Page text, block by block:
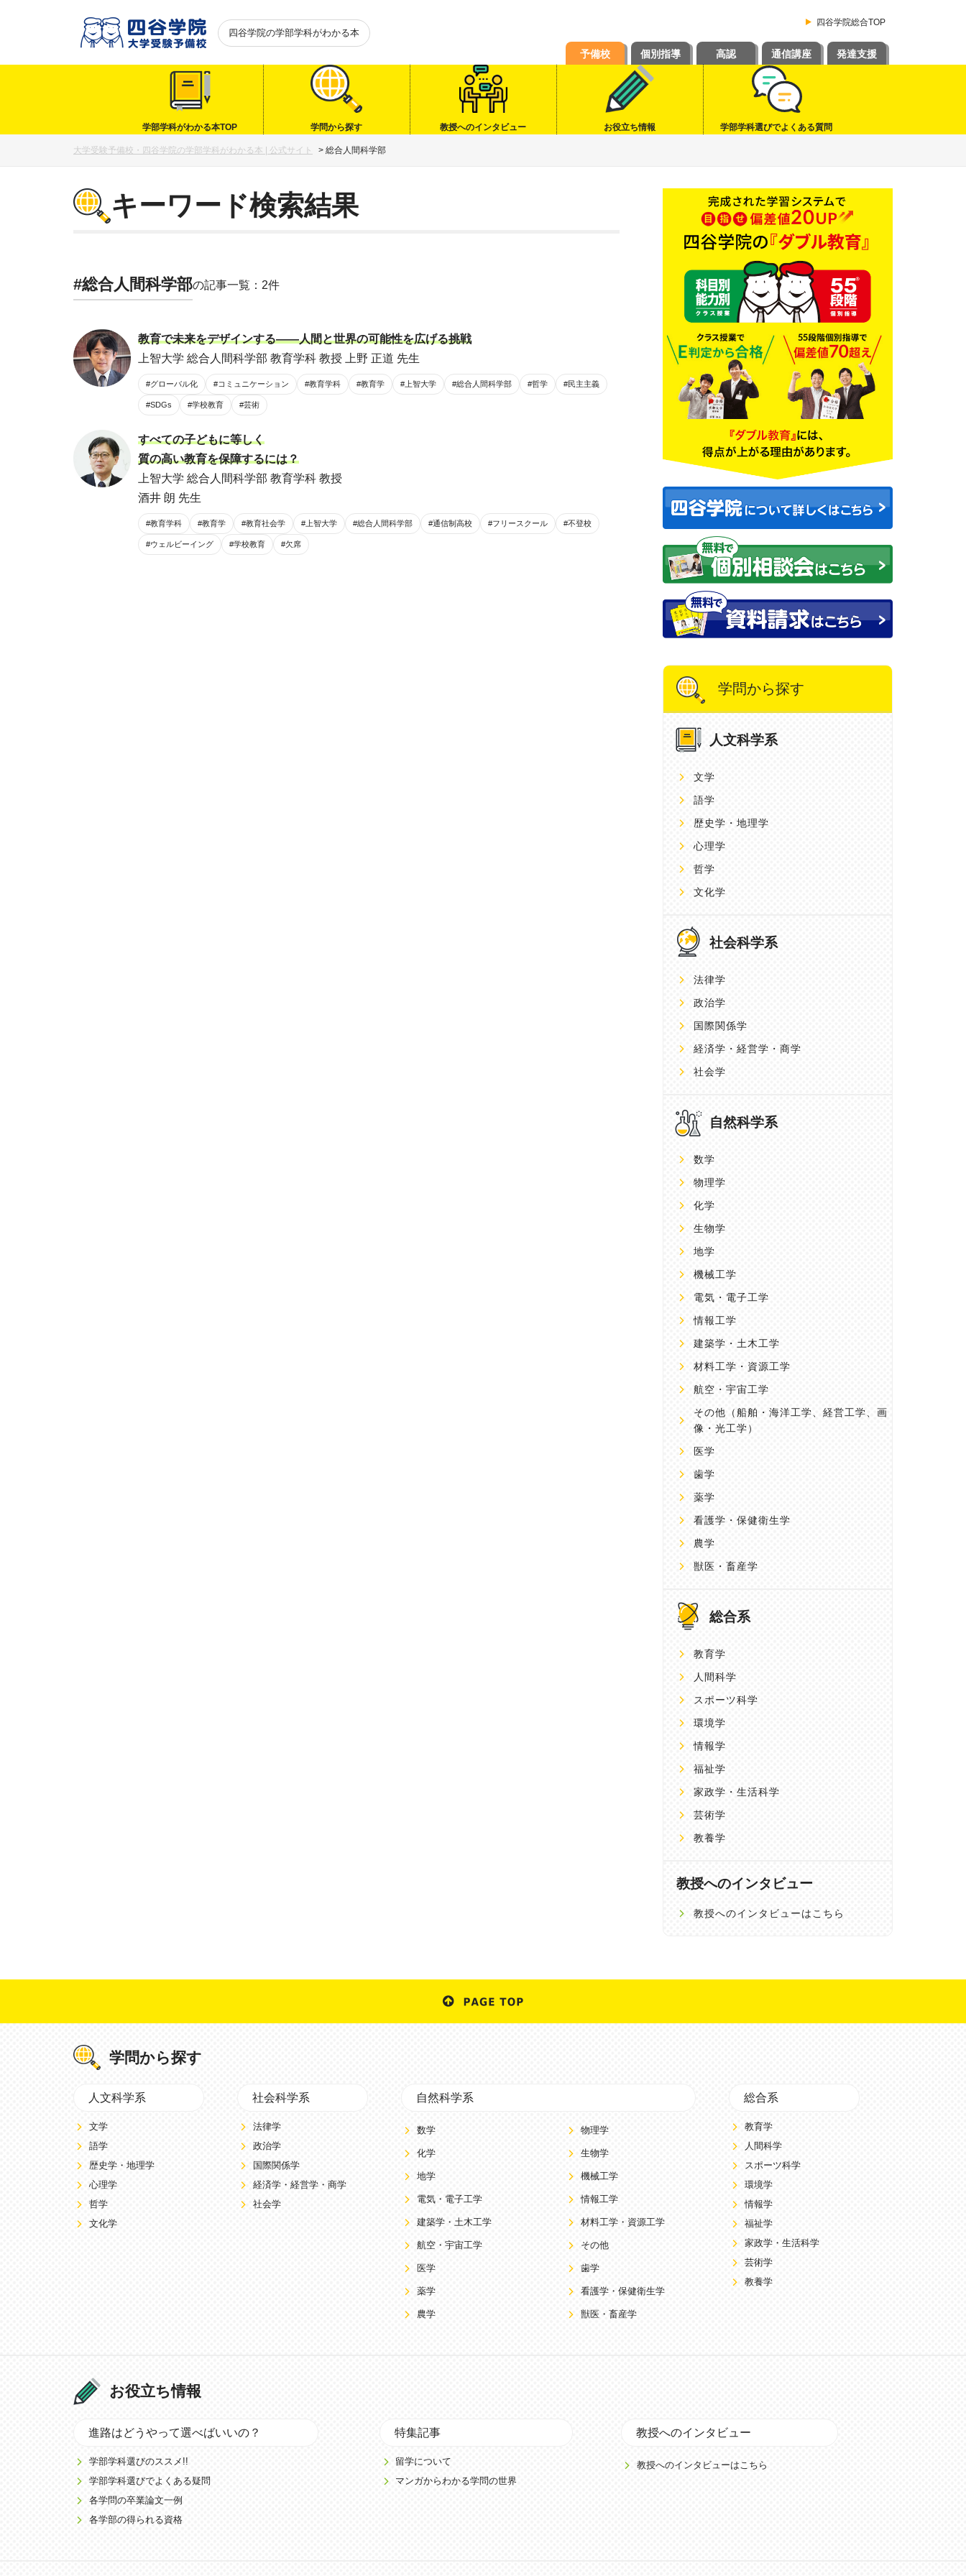
四谷学院の学部学科がわかる本
四谷学院総合TOP
予備校 個別指導 高認 通信講座 発達支援
学部学科がわかる本TOP 学問から探す 教授へのインタビュー お役立ち情報 学部学科選びでよくある質問
大学受験予備校・四谷学院の学部学科がわかる本 | 公式サイト > 総合人間科学部
キーワード検索結果
#総合人間科学部の記事一覧：2件
教育で未来をデザインする――人間と世界の可能性を広げる挑戦
上智大学 総合人間科学部 教育学科 教授 上野 正道 先生
#グローバル化 #コミュニケーション #教育学科 #教育学 #上智大学 #総合人間科学部 #哲学 #民主主義
#SDGs #学校教育 #芸術
すべての子どもに等しく
質の高い教育を保障するには？
上智大学 総合人間科学部 教育学科 教授
酒井 朗 先生
#教育学科 #教育学 #教育社会学 #上智大学 #総合人間科学部 #通信制高校 #フリースクール #不登校
#ウェルビーイング #学校教育 #欠席
学問から探す
人文科学系
文学
語学
歴史学・地理学
心理学
哲学
文化学
社会科学系
法律学
政治学
国際関係学
経済学・経営学・商学
社会学
自然科学系
数学
物理学
化学
生物学
地学
機械工学
電気・電子工学
情報工学
建築学・土木工学
材料工学・資源工学
航空・宇宙工学
その他 （船舶・海洋工学、経営工学、画
像・光工学）
医学
歯学
薬学
看護学・保健衛生学
農学
獣医・畜産学
総合系
教育学
人間科学
スポーツ科学
環境学
情報学
福祉学
家政学・生活科学
芸術学
教養学
教授へのインタビュー
教授へのインタビューはこちら
学問から探す
人文科学系
文学
語学
歴史学・地理学
心理学
哲学
文化学
社会科学系
法律学
政治学
国際関係学
経済学・経営学・商学
社会学
自然科学系
数学 物理学
化学 生物学
地学 機械工学
電気・電子工学 情報工学
建築学・土木工学 材料工学・資源工学
航空・宇宙工学 その他
医学 歯学
薬学 看護学・保健衛生学
農学 獣医・畜産学
総合系
教育学
人間科学
スポーツ科学
環境学
情報学
福祉学
家政学・生活科学
芸術学
教養学
お役立ち情報
進路はどうやって選べばいいの？
学部学科選びのススメ!!
学部学科選びでよくある疑問
各学問の卒業論文一例
各学部の得られる資格
特集記事
留学について
マンガからわかる学問の世界
教授へのインタビュー
教授へのインタビューはこちら